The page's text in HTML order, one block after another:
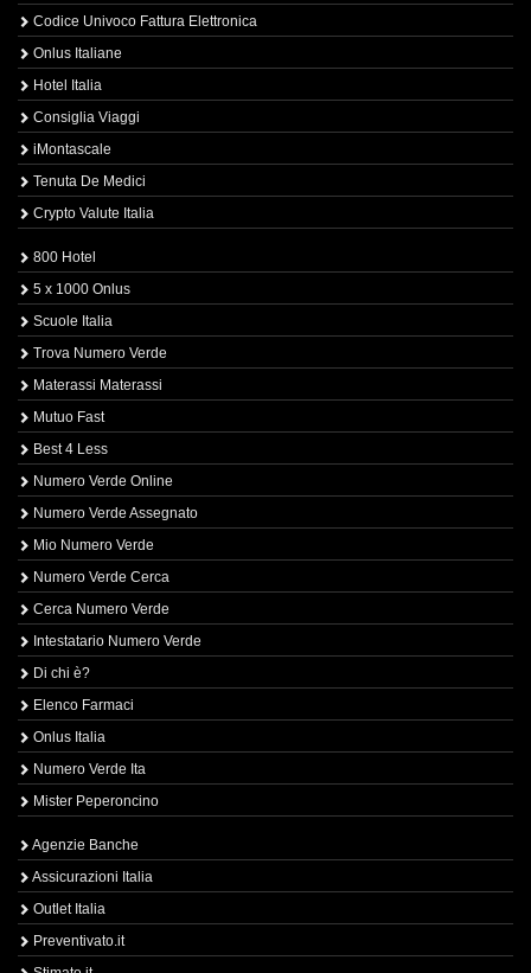
Codice Univoco Fattura Elettronica
Onlus Italiane
Hotel Italia
Consiglia Viaggi
iMontascale
Tenuta De Medici
Crypto Valute Italia
800 Hotel
5 x 1000 Onlus
Scuole Italia
Trova Numero Verde
Materassi Materassi
Mutuo Fast
Best 4 Less
Numero Verde Online
Numero Verde Assegnato
Mio Numero Verde
Numero Verde Cerca
Cerca Numero Verde
Intestatario Numero Verde
Di chi è?
Elenco Farmaci
Onlus Italia
Numero Verde Ita
Mister Peperoncino
Agenzie Banche
Assicurazioni Italia
Outlet Italia
Preventivato.it